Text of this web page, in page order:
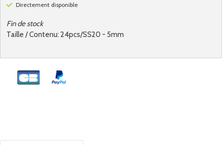
Taille / Contenu: 24pcs/SS20 - 5mm
Fin de stock
Directement disponible